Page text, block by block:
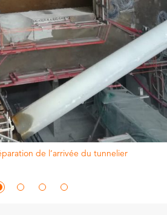
de l’arrivée du tunnelier